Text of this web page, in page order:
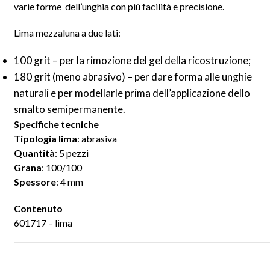
varie forme dell’unghia con più facilità e precisione.
Lima mezzaluna a due lati:
100 grit – per la rimozione del gel della ricostruzione;
180 grit (meno abrasivo) – per dare forma alle unghie
naturali e per modellarle prima dell’applicazione dello
smalto semipermanente.
Specifiche tecniche
Tipologia lima: abrasiva
Quantità: 5 pezzi
Grana: 100/100
Spessore: 4 mm
Contenuto
601717 – lima